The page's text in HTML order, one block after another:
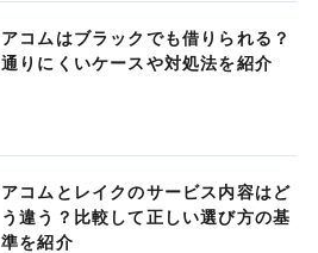
アコムはブラックでも借りられる？
通りにくいケースや対処法を紹介
アコムとレイクのサービス内容はど
う違う？比較して正しい選び方の基
準を紹介